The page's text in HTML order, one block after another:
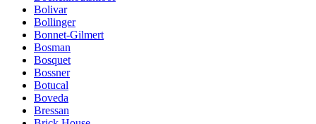
Bolivar
Bollinger
Bonnet-Gilmert
Bosman
Bosquet
Bossner
Botucal
Boveda
Bressan